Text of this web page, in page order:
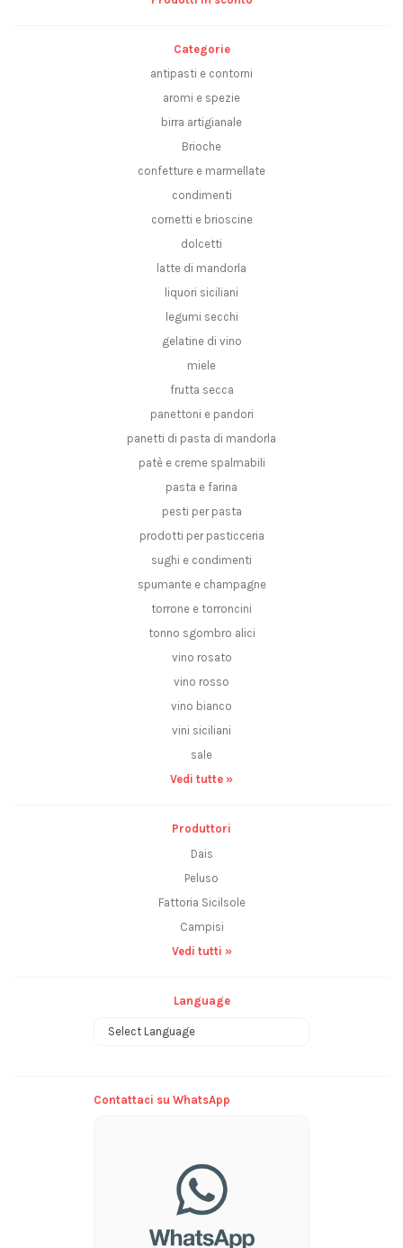
Categorie
antipasti e contorni
aromi e spezie
birra artigianale
Brioche
confetture e marmellate
condimenti
cornetti e brioscine
dolcetti
latte di mandorla
liquori siciliani
legumi secchi
gelatine di vino
miele
frutta secca
panettoni e pandori
panetti di pasta di mandorla
patè e creme spalmabili
pasta e farina
pesti per pasta
prodotti per pasticceria
sughi e condimenti
spumante e champagne
torrone e torroncini
tonno sgombro alici
vino rosato
vino rosso
vino bianco
vini siciliani
sale
Vedi tutte »
Produttori
Dais
Peluso
Fattoria Sicilsole
Campisi
Vedi tutti »
Language
Contattaci su WhatsApp